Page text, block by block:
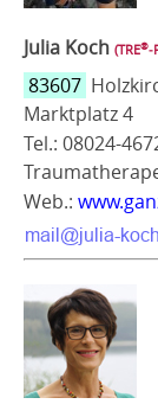
Julia Koch (TRE®
83607
Marktplatz 4
Tel.: 08024-
Web.: